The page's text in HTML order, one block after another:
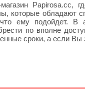
магазин
которые обладают
ему подойдет. В
по вполне
сроки, а если